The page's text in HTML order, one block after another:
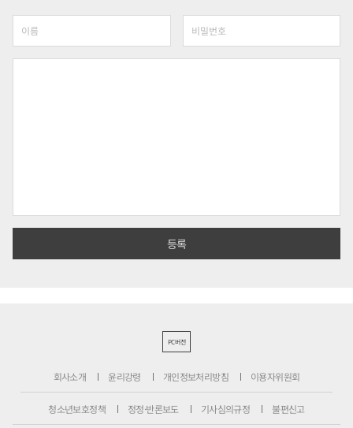
PC버전
회사소개 윤리강령 개인정보처리방침 이용자위원회
청소년보호정책 정정·반론보도 기사심의규정 불편신고